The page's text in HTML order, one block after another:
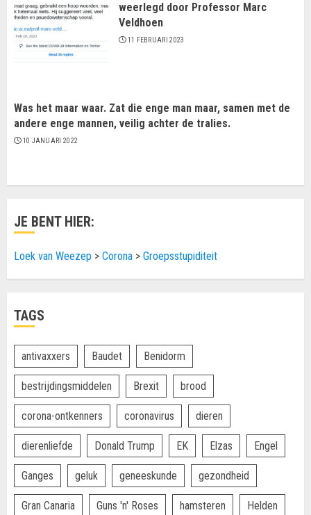
weerlegd door Professor Marc
Veldhoen
11 FEBRUARI 2023
Was het maar waar. Zat die enge man maar, samen met de
andere enge mannen, veilig achter de tralies.
10 JANUARI 2022
JE BENT HIER:
Loek van Weezep > Corona > Groepsstupiditeit
TAGS
antivaxxers Baudet Benidorm
bestrijdingsmiddelen Brexit brood
corona-ontkenners coronavirus dieren
dierenliefde Donald Trump EK Elzas Engel
Ganges geluk geneeskunde gezondheid
Gran Canaria Guns 'n' Roses hamsteren Helden